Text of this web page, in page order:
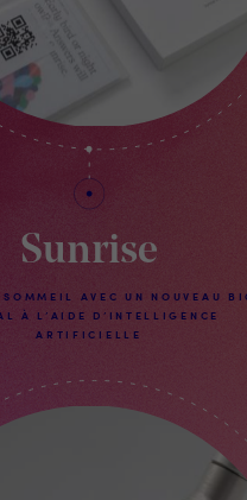
Sunrise
SOMMEIL AVEC UN NOUVEAU
À L’AIDE D’INTELLIGENCE
ARTIFICIELLE